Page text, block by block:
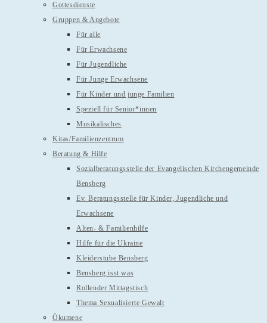
Gottesdienste
Gruppen & Angebote
Für alle
Für Erwachsene
Für Jugendliche
Für Junge Erwachsene
Für Kinder und junge Familien
Speziell für Senior*innen
Musikalisches
Kitas/Familienzentrum
Beratung & Hilfe
Sozialberatungsstelle der Evangelischen Kirchengemeinde
Bensberg
Ev. Beratungsstelle für Kinder, Jugendliche und
Erwachsene
Alten- & Familienhilfe
Hilfe für die Ukraine
Kleiderstube Bensberg
Bensberg isst was
Rollender Mittagstisch
Thema Sexualisierte Gewalt
Ökumene